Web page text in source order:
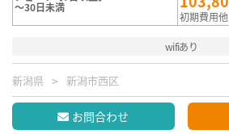
～30日未満
初期費用
wifiあり
新潟県 新潟市西区
お問合わせ